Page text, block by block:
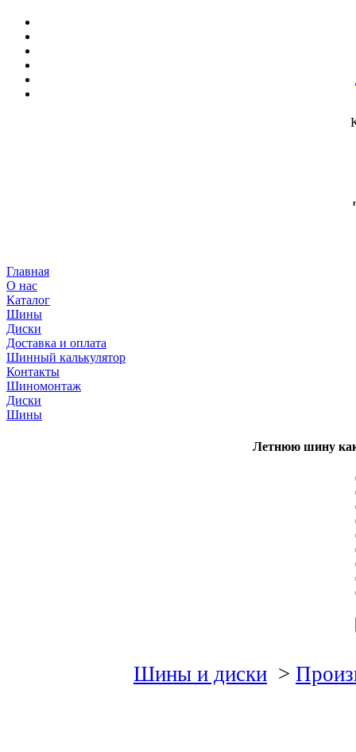
Главная
О нас
Каталог
Шины
Диски
Доставка и оплата
Шинный калькулятор
Контакты
Шиномонтаж
Диски
Шины
Летнюю шину
Шины и диски>